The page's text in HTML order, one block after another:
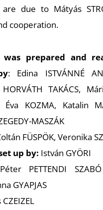
are due to Mátyás
cooperation.
was prepared and
: Edina ISTVÁNNÉ
TAKÁCS,
Éva KOZMA, Katalin
MASZÁK
FÜSPÖK, Veronika
up by: István GYÖRI
PETTENDI SZABÓ
GYAPJAS
CZEIZEL